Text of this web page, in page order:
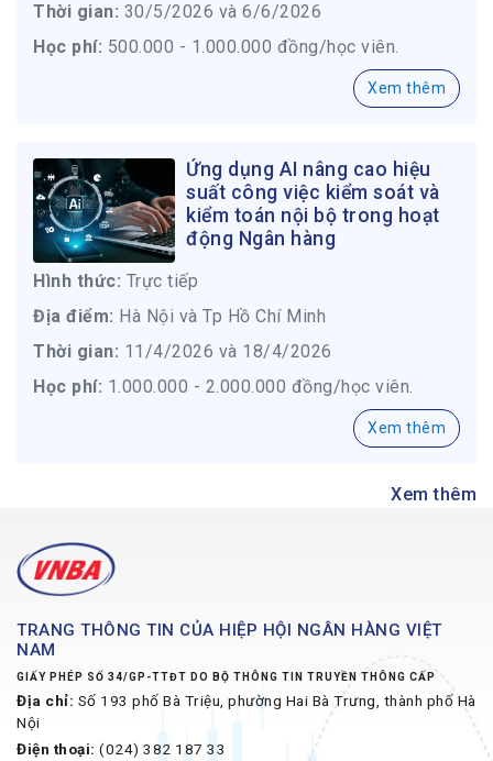
Thời gian: 30/5/2026 và 6/6/2026
Học phí: 500.000 - 1.000.000 đồng/học viên.
Xem thêm
Ứng dụng AI nâng cao hiệu
suất công việc kiểm soát và
kiểm toán nội bộ trong hoạt
động Ngân hàng
Hình thức: Trực tiếp
Địa điểm: Hà Nội và Tp Hồ Chí Minh
Thời gian: 11/4/2026 và 18/4/2026
Học phí: 1.000.000 - 2.000.000 đồng/học viên.
Xem thêm
Xem thêm
TRANG THÔNG TIN CỦA HIỆP HỘI NGÂN HÀNG VIỆT
NAM
GIẤY PHÉP SỐ 34/GP-TTĐT DO BỘ THÔNG TIN TRUYỀN THÔNG CẤP
Địa chỉ: Số 193 phố Bà Triệu, phường Hai Bà Trưng, thành phố Hà
Nội
Điện thoại: (024) 382 187 33